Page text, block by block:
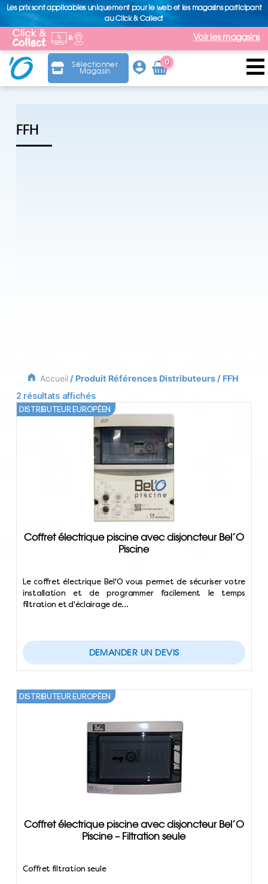
Les prix sont applicables uniquement pour le web et les magasins participant
au Click & Collect
Voir les magasins
Sélectionner
Magasin
0
Arti
cle
FFH
Accueil/ Produit Références Distributeurs / FFH
2 résultats affichés
Coffret électrique piscine avec disjoncteur Bel’O
Piscine
DISTRIBUTEUR EUROPÉEN
Le coffret électrique Bel'O vous permet de sécuriser votre
installation et de programmer facilement le temps
filtration et d'éclairage de…
DEMANDER UN DEVIS
Coffret électrique piscine avec disjoncteur Bel’O
Piscine – Filtration seule
DISTRIBUTEUR EUROPÉEN
Coffret filtration seule